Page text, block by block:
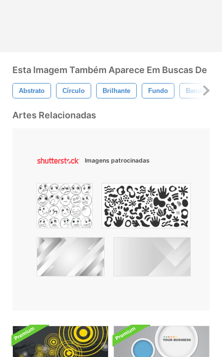
Esta Imagem Também Aparece Em Buscas De
Abstrato Círculo Brilhante Fundo Bandeira
Artes Relacionadas
Imagens patrocinadas